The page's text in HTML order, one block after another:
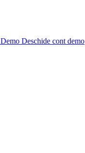
Demo Deschide cont demo